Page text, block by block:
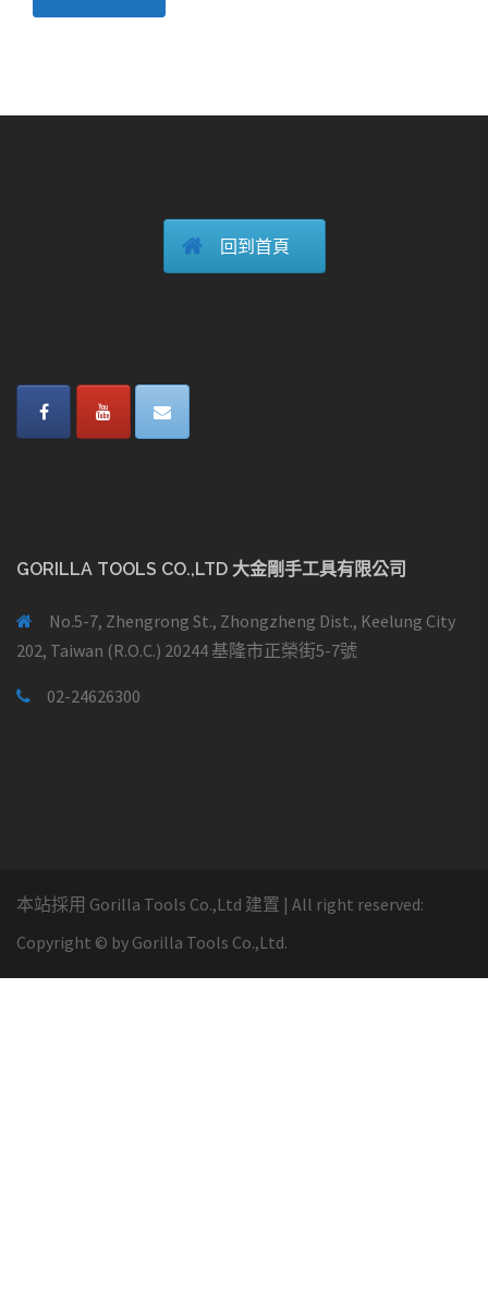
回到首頁
GORILLA TOOLS CO.,LTD 大金剛手工具有限公司
No.5-7, Zhengrong St., Zhongzheng Dist., Keelung City
202, Taiwan (R.O.C.) 20244 基隆市正榮街5-7號
02-24626300
本站採用 Gorilla Tools Co.,Ltd 建置 | All right reserved:
Copyright © by Gorilla Tools Co.,Ltd.